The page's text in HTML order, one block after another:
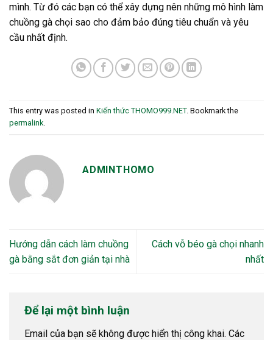
mình. Từ đó các bạn có thể xây dựng nên những mô hình làm
chuồng gà chọi sao cho đảm bảo đúng tiêu chuẩn và yêu
cầu nhất định.
This entry was posted in Kiến thức THOMO999.NET. Bookmark the
permalink.
ADMINTHOMO
Hướng dẫn cách làm chuồng
gà bằng sắt đơn giản tại nhà
Cách vỗ béo gà chọi nhanh
nhất
Để lại một bình luận
Email của bạn sẽ không được hiển thị công khai. Các